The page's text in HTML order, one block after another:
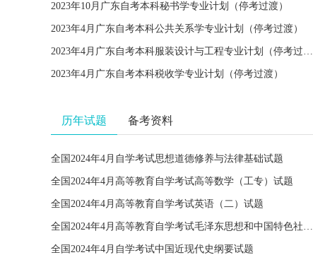
2023年10月广东自考本科秘书学专业计划（停考过渡）
2023年4月广东自考本科公共关系学专业计划（停考过渡）
2023年4月广东自考本科服装设计与工程专业计划（停考过渡）
2023年4月广东自考本科税收学专业计划（停考过渡）
历年试题 备考资料
全国2024年4月自学考试思想道德修养与法律基础试题
全国2024年4月高等教育自学考试高等数学（工专）试题
全国2024年4月高等教育自学考试英语（二）试题
全国2024年4月高等教育自学考试毛泽东思想和中国特色社会主义理论体系概论试题
全国2024年4月自学考试中国近现代史纲要试题